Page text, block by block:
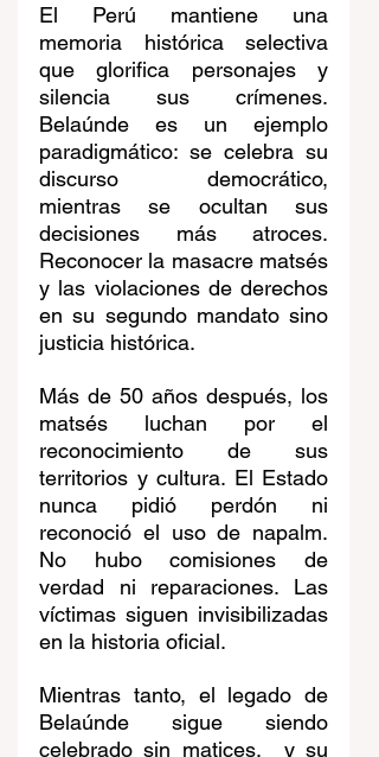
El Perú mantiene una
memoria histórica selectiva
que glorifica personajes y
silencia sus crímenes.
Belaúnde es un ejemplo
paradigmático: se celebra su
discurso democrático,
mientras se ocultan sus
decisiones más atroces.
Reconocer la masacre matsés
y las violaciones de derechos
en su segundo mandato sino
justicia histórica.
Más de 50 años después, los
matsés luchan por el
reconocimiento de sus
territorios y cultura. El Estado
nunca pidió perdón ni
reconoció el uso de napalm.
No hubo comisiones de
verdad ni reparaciones. Las
víctimas siguen invisibilizadas
en la historia oficial.
Mientras tanto, el legado de
Belaúnde sigue siendo
celebrado sin matices,  y su